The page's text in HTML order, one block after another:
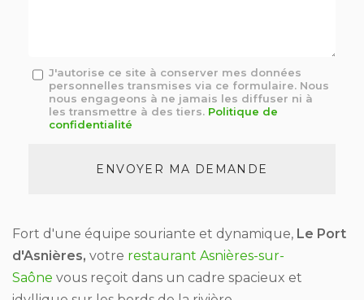
Message
J'autorise ce site à conserver mes données
personnelles transmises via ce formulaire. Nous
nous engageons à ne jamais les diffuser ni à
les transmettre à des tiers. Politique de
confidentialité
ENVOYER MA DEMANDE
Fort d'une équipe souriante et dynamique, Le Port
d'Asnières, votre restaurant Asnières-sur-
Saône vous reçoit dans un cadre spacieux et